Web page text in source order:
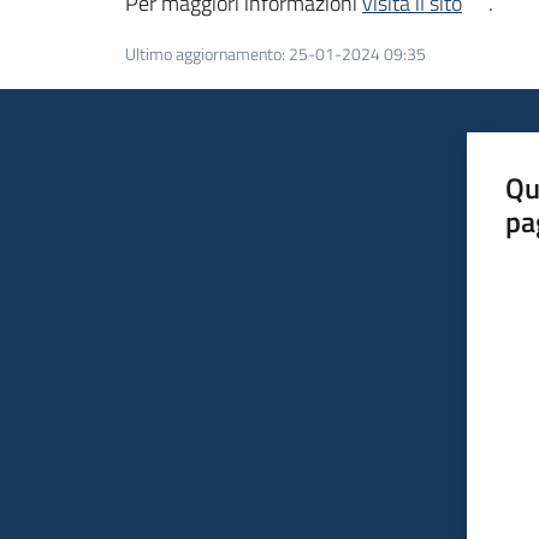
Ultimo aggiornamento: 25-01-2024 09:35